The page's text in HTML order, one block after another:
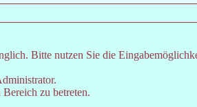
Bitte nutzen Sie die
zu betreten.